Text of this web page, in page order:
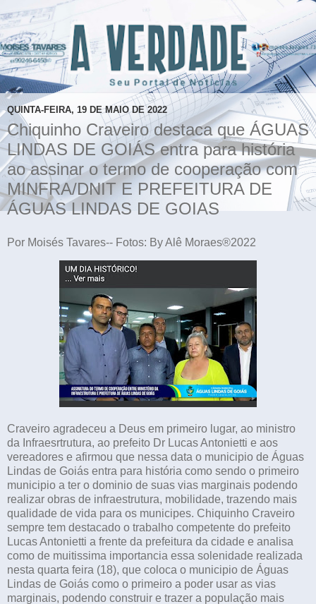
QUINTA-FEIRA, 19 DE MAIO DE 2022
Chiquinho Craveiro destaca que ÁGUAS
LINDAS DE GOIÁS entra para história
ao assinar o termo de cooperação com
MINFRA/DNIT E PREFEITURA DE
ÁGUAS LINDAS DE GOIAS
Por Moisés Tavares-- Fotos: By Alê Moraes®2022
Craveiro agradeceu a Deus em primeiro lugar, ao ministro
da Infraesrtrutura, ao prefeito Dr Lucas Antonietti e aos
vereadores e afirmou que nessa data o municipio de Águas
Lindas de Goiás entra para história como sendo o primeiro
municipio a ter o dominio de suas vias marginais podendo
realizar obras de infraestrutura, mobilidade, trazendo mais
qualidade de vida para os municipes. Chiquinho Craveiro
sempre tem destacado o trabalho competente do prefeito
Lucas Antonietti a frente da prefeitura da cidade e analisa
como de muitissima importancia essa solenidade realizada
nesta quarta feira (18), que coloca o municipio de Águas
Lindas de Goiás como o primeiro a poder usar as vias
marginais, podendo construir e trazer a população mais